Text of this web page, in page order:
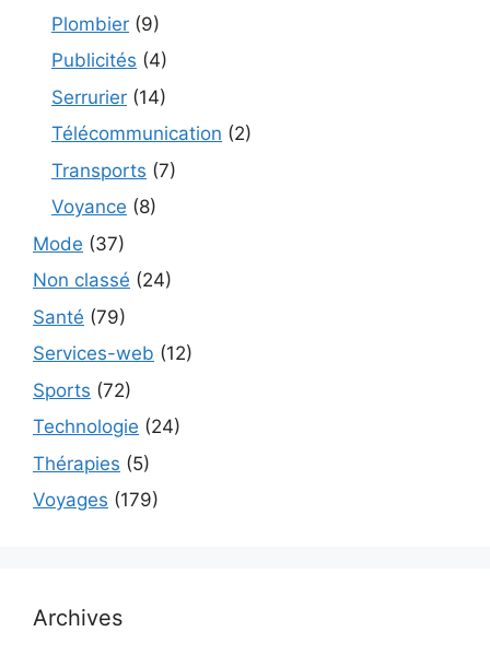
Plombier (9)
Publicités (4)
Serrurier (14)
Télécommunication (2)
Transports (7)
Voyance (8)
Mode (37)
Non classé (24)
Santé (79)
Services-web (12)
Sports (72)
Technologie (24)
Thérapies (5)
Voyages (179)
Archives